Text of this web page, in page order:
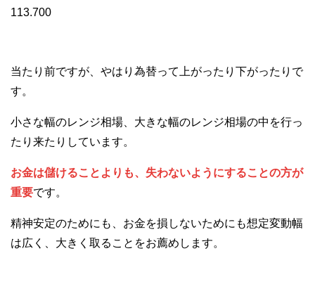
113.700
当たり前ですが、やはり為替って上がったり下がったりで
す。
小さな幅のレンジ相場、大きな幅のレンジ相場の中を行っ
たり来たりしています。
お金は儲けることよりも、失わないようにすることの方が
重要です。
精神安定のためにも、お金を損しないためにも想定変動幅
は広く、大きく取ることをお薦めします。